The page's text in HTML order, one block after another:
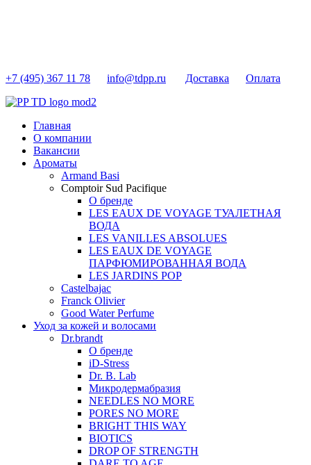
+7 (495) 367 11 78 info@tdpp.ru Доставка Оплата
Главная
О компании
Вакансии
Ароматы
Armand Basi
Comptoir Sud Pacifique
О бренде
LES EAUX DE VOYAGE ТУАЛЕТНАЯ
ВОДА
LES VANILLES ABSOLUES
LES EAUX DE VOYAGE
ПАРФЮМИРОВАННАЯ ВОДА
LES JARDINS POP
Castelbajac
Franck Olivier
Good Water Perfume
Уход за кожей и волосами
Dr.brandt
О бренде
iD-Stress
Dr. B. Lab
Микродермабразия
NEEDLES NO MORE
PORES NO MORE
BRIGHT THIS WAY
BIOTICS
DROP OF STRENGTH